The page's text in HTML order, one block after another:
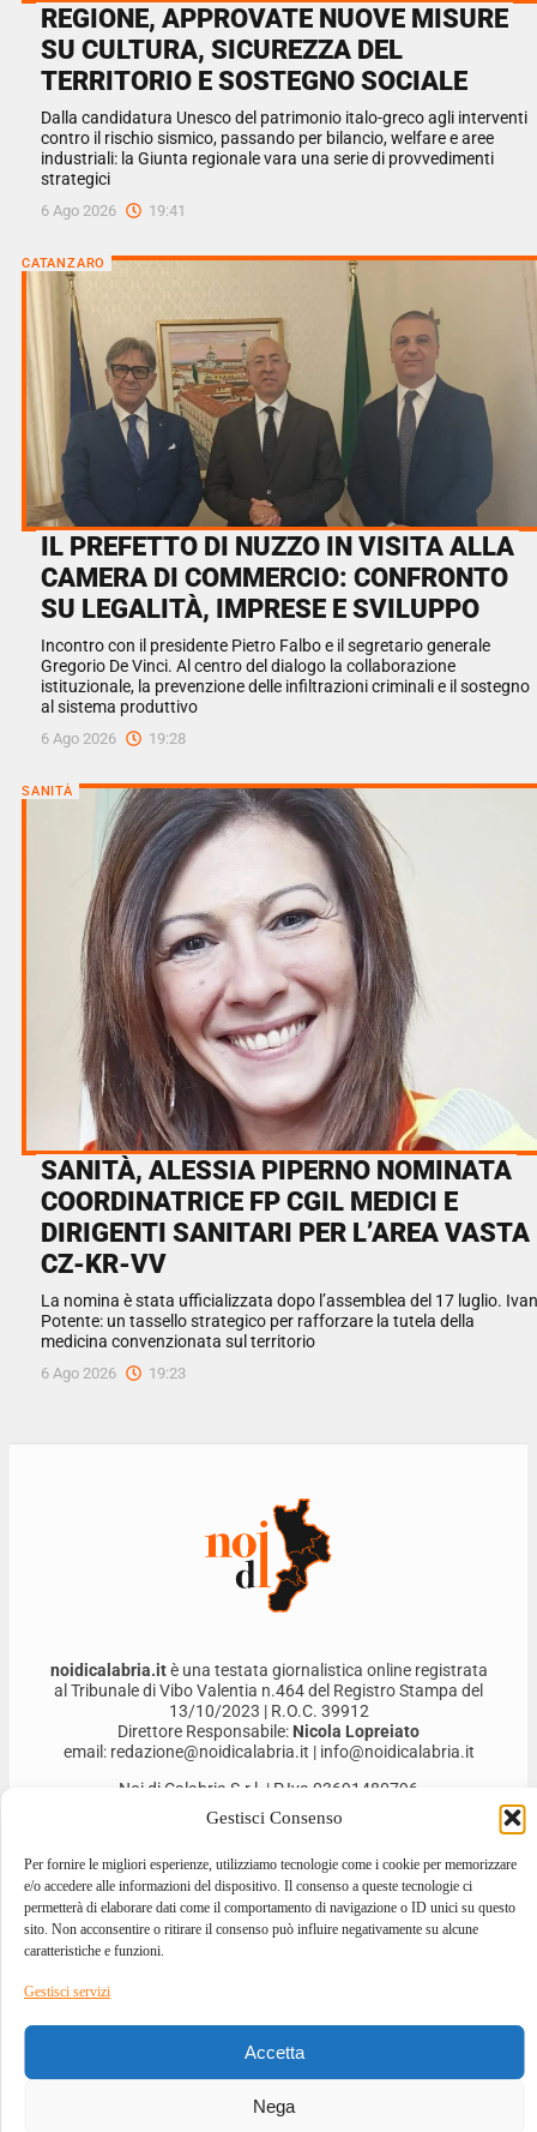
Gestisci Consenso
Per fornire le migliori esperienze, utilizziamo tecnologie come i cookie per memorizzare
e/o accedere alle informazioni del dispositivo. Il consenso a queste tecnologie ci
permetterà di elaborare dati come il comportamento di navigazione o ID unici su questo
sito. Non acconsentire o ritirare il consenso può influire negativamente su alcune
caratteristiche e funzioni.
Gestisci servizi
Accetta
Nega
REGIONE, APPROVATE NUOVE MISURE
SU CULTURA, SICUREZZA DEL
TERRITORIO E SOSTEGNO SOCIALE
Dalla candidatura Unesco del patrimonio italo-greco agli interventi
contro il rischio sismico, passando per bilancio, welfare e aree
industriali: la Giunta regionale vara una serie di provvedimenti
strategici
6 Ago 2026 19:41
CATANZARO
IL PREFETTO DI NUZZO IN VISITA ALLA
CAMERA DI COMMERCIO: CONFRONTO
SU LEGALITÀ, IMPRESE E SVILUPPO
Incontro con il presidente Pietro Falbo e il segretario generale
Gregorio De Vinci. Al centro del dialogo la collaborazione
istituzionale, la prevenzione delle infiltrazioni criminali e il sostegno
al sistema produttivo
6 Ago 2026 19:28
SANITÀ
SANITÀ, ALESSIA PIPERNO NOMINATA
COORDINATRICE FP CGIL MEDICI E
DIRIGENTI SANITARI PER L’AREA VASTA
CZ-KR-VV
La nomina è stata ufficializzata dopo l’assemblea del 17 luglio. Ivan
Potente: un tassello strategico per rafforzare la tutela della
medicina convenzionata sul territorio
6 Ago 2026 19:23
noidicalabria.itè una testata giornalistica online registrata
al Tribunale di Vibo Valentia n.464 del Registro Stampa del
13/10/2023 | R.O.C. 39912
Direttore Responsabile: Nicola Lopreiato
email: redazione@noidicalabria.it | info@noidicalabria.it
Noi di Calabria S.r.l. | P.Iva 03691480796
DESIGNED BYGIOVANNI BEVACQUA–DEVELOPED BY ILOVEA.IT